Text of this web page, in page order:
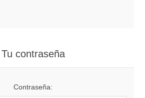
Tu contraseña
Contraseña: